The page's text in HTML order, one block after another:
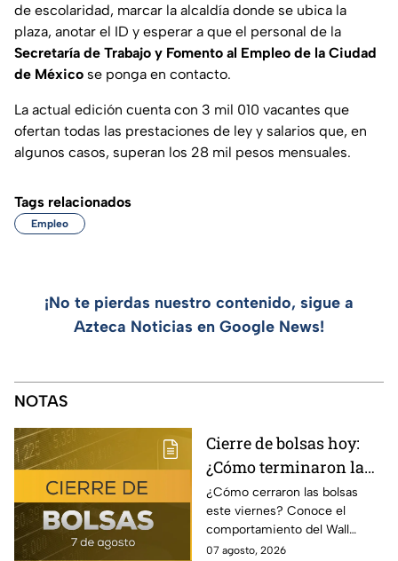
de escolaridad, marcar la alcaldía donde se ubica la
plaza, anotar el ID y esperar a que el personal de la
Secretaría de Trabajo y Fomento al Empleo de la Ciudad
de México se ponga en contacto.
La actual edición cuenta con 3 mil 010 vacantes que
ofertan todas las prestaciones de ley y salarios que, en
algunos casos, superan los 28 mil pesos mensuales.
Tags relacionados
Empleo
¡No te pierdas nuestro contenido, sigue a
Azteca Noticias en Google News!
NOTAS
Cierre de bolsas hoy:
¿Cómo terminaron la
BMV y el Wall Street
hoy 7 de agosto
¿Cómo cerraron las bolsas
este viernes? Conoce el
comportamiento del Wall
Street y de la BMV, así como el
07 agosto, 2026